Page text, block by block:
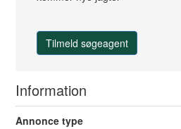
Tilmeld søgeagent
Information
Annonce type